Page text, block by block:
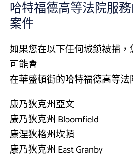
哈特福德高等法院服
案件
如果您在以下任何城鎮被捕
可能會
在華盛頓街的哈特福德高等法
康乃狄克州亞文
康乃狄克州 Bloomfield
康涅狄格州坎頓
康乃狄克州 East Granby